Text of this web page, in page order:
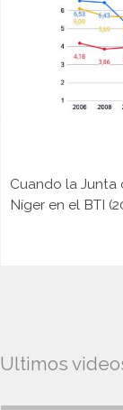
Cuando la Junta
Níger en el BTI
Ultimos